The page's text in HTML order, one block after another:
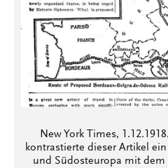
New York Times,
kontrastierte dieser Artikel
und Südosteuropa mit dem